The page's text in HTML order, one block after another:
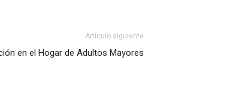
Artículo siguiente
en el Hogar de Adultos Mayores